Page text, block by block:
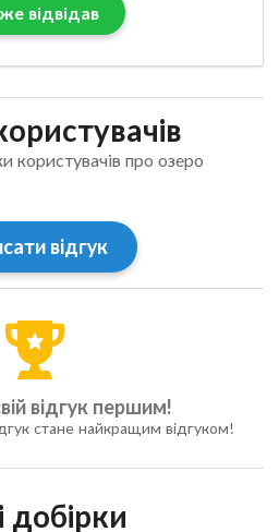
відвідав
користувачів про озеро
відгук
відгук першим!
стане найкращим відгуком!
добірки